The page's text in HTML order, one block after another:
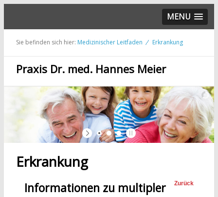
MENU
Sie befinden sich hier: Medizinischer Leitfaden Erkrankung
Praxis Dr. med. Hannes Meier
Erkrankung
Zurück
Informationen zu multipler